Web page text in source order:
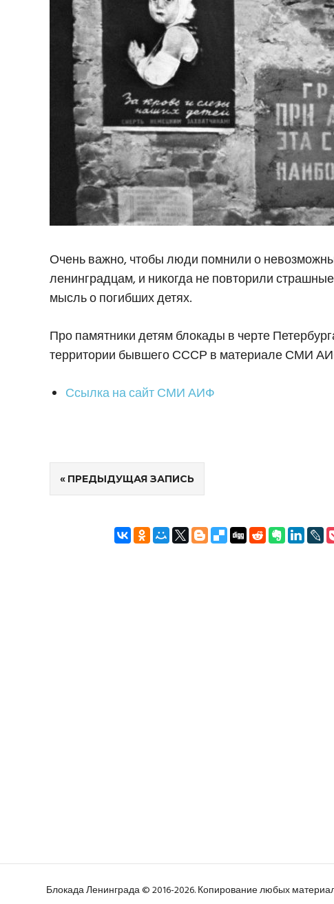
Очень важно, чтобы люди помнили о
ленинградцам, и никогда не повторили
мысль о погибших детях.
Про памятники детям блокады в черте
территории бывшего СССР в материале СМИ
Ссылка на сайт СМИ АИФ
Навигация
записям
ПРЕДЫДУЩАЯ ЗАПИСЬ
Блокада Ленинграда © 2016-2026. Копирование любых